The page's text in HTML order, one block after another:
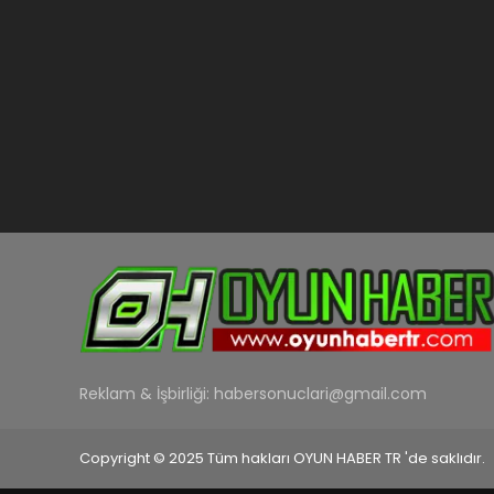
Reklam & İşbirliği: habersonuclari@gmail.com
Copyright © 2025 Tüm hakları OYUN HABER TR 'de saklıdır.